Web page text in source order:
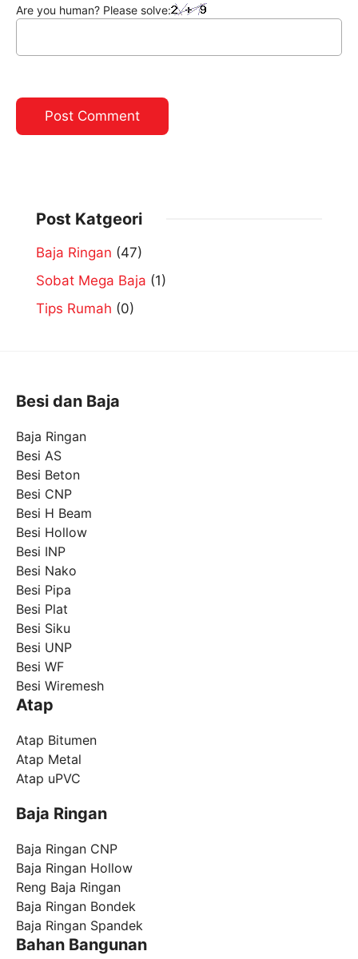
Are you human? Please solve:
Post Katgeori
Baja Ringan (47)
Sobat Mega Baja (1)
Tips Rumah (0)
Besi dan Baja
Baja Ringan
Besi AS
Besi Beton
Besi CNP
Besi H Beam
Besi Hollow
Besi INP
Besi Nako
Besi Pipa
Besi Plat
Besi Siku
Besi UNP
Besi WF
Besi Wiremesh
Atap
Atap Bitumen
Atap Metal
Atap uPVC
Baja Ringan
Baja Ringan CNP
Baja Ringan Hollow
Reng Baja Ringan
Baja Ringan Bondek
Baja Ringan Spandek
Bahan Bangunan